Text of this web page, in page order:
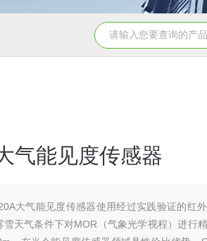
HygroVUE10数字型温
气能见度传感器
大气能见度传感器使用经过实践验证的红外
雪天气条件下对MOR（气象光学视程）进行